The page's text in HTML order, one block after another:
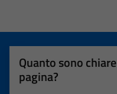
Quanto sono
pagina?